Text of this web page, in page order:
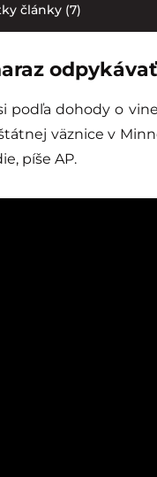
články (7)
podľa dohody o
väznice v
píše AP.